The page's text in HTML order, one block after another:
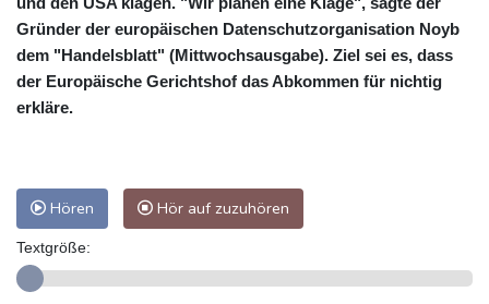
Gründer der europäischen Datenschutzorganisation Noyb
dem "Handelsblatt" (Mittwochsausgabe). Ziel sei es, dass
der Europäische Gerichtshof das Abkommen für nichtig
erkläre.
Hören Hör auf zuzuhören
Textgröße: